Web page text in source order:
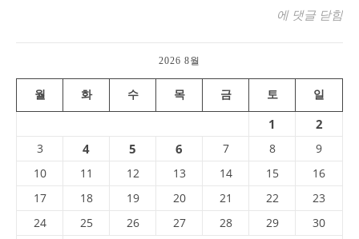
캐나다의 일광
에 댓글 닫힘
2026 8월
월 화 수 목 금 토 일
1 2
3 4 5 6 7 8
9
10
11 12 13 14 15
16
17
18 19 20 21 22
23
24
25 26 27 28 29
30